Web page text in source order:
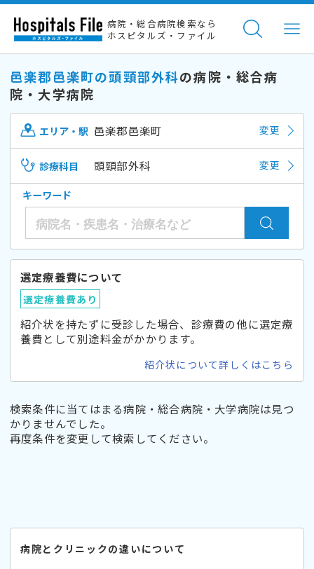
病院・総合病院検索なら
ホスピタルズ・ファイル
邑楽郡邑楽町の頭頸部外科の病院・総合病
院・大学病院
エリア・駅 邑楽郡邑楽町 変更
診療科目 頭頸部外科 変更
キーワード
選定療養費について
選定療養費あり
紹介状を持たずに受診した場合、診療費の他に選定療
養費として別途料金がかかります。
紹介状について詳しくはこちら
検索条件に当てはまる病院・総合病院・大学病院は見つ
かりませんでした。
再度条件を変更して検索してください。
病院とクリニックの違いについて